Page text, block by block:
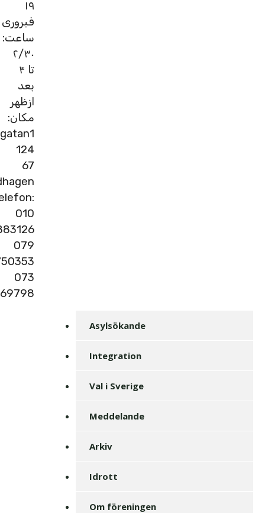
۱۹
فبروری
ساعت:
۲/۳۰
تا ۴
بعد
ازظهر
مکان:
124
67
010
079
073
Asylsökande
Integration
Val i Sverige
Meddelande
Arkiv
Idrott
Om föreningen